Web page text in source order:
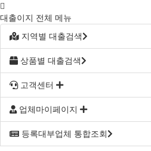
대출이지 전체 메뉴
지역별 대출검색
상품별 대출검색
고객센터
업체마이페이지
등록대부업체 통합조회